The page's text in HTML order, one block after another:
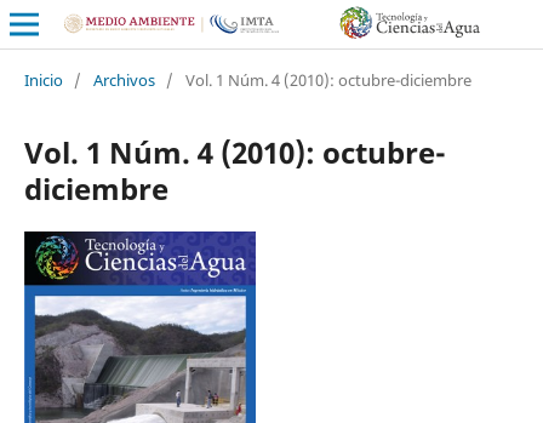
Inicio / Archivos / Vol. 1 Núm. 4 (2010): octubre-diciembre
Vol. 1 Núm. 4 (2010): octubre-
diciembre